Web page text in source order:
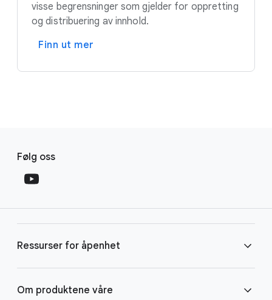
visse begrensninger som gjelder for oppretting
og distribuering av innhold.
Finn ut mer
S
a
l
o
d
l
Følg oss
Ressurser for åpenhet
Ads Transparency Center
Om produktene våre